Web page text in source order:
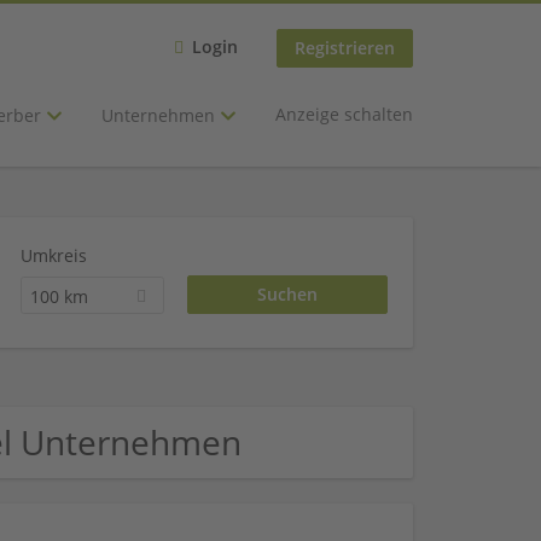
Login Registrieren
Unternehmen Anzeige schalten
Umkreis
100 km
Unternehmen